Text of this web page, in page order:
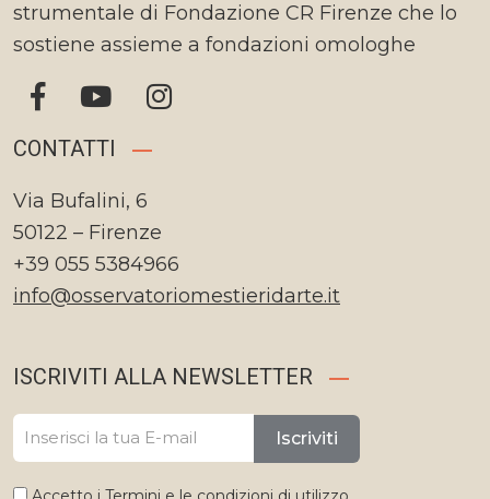
strumentale di Fondazione CR Firenze che lo
sostiene assieme a fondazioni omologhe
CONTATTI
Via Bufalini, 6
50122 – Firenze
+39 055 5384966
info@osservatoriomestieridarte.it
ISCRIVITI ALLA NEWSLETTER
Iscriviti